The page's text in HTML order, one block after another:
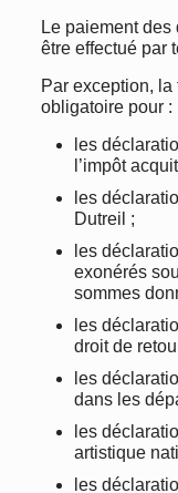
Le paiement
être effectué par
Par exception,
obligatoire pour :
les
l’impôt
les
Dutreil ;
les
exonérés
sommes
les
droit de
les
dans les
les
artistique
les